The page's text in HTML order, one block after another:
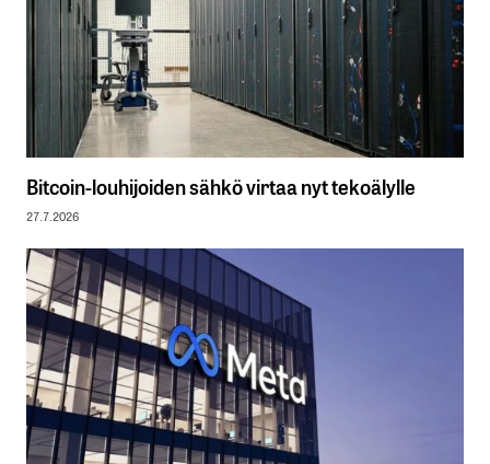
Bitcoin-louhijoiden sähkö virtaa nyt tekoälylle
27.7.2026